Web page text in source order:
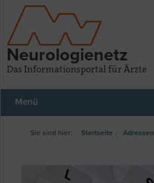
Neurologienetz
Das Informationsportal für Ärzte
Menü
Startseite Adressen